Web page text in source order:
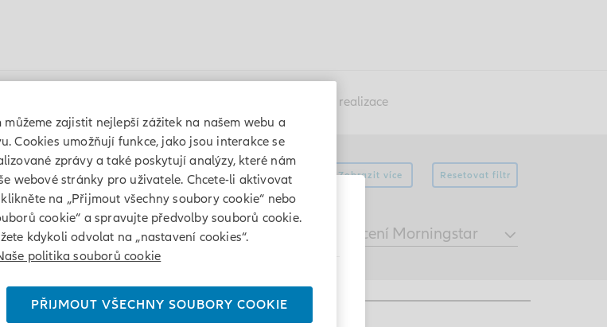
Nejlepší způsob realizace
Zobrazit více Resetovat filtr
Třída akcií - měna Hodnocení Morningstar
Legal Notice
zajistit nejlepší zážitek na našem webu a
Cookies umožňují funkce, jako jsou interakce se
zprávy a také poskytují analýzy, které nám
webové stránky pro uživatele. Chcete-li aktivovat
na „Přijmout všechny soubory cookie“ nebo
cookie“ a spravujte předvolby souborů cookie.
kdykoli odvolat na „nastavení cookies“.
politika souborů cookie
PŘIJMOUT VŠECHNY SOUBORY COOKIE